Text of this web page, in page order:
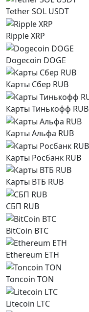
Tether SOL USDT
Ripple XRP
Dogecoin DOGE
Карты Сбер RUB
Карты Тинькофф RUB
Карты Альфа RUB
Карты Росбанк RUB
Карты ВТБ RUB
СБП RUB
BitCoin BTC
Ethereum ETH
Toncoin TON
Litecoin LTC